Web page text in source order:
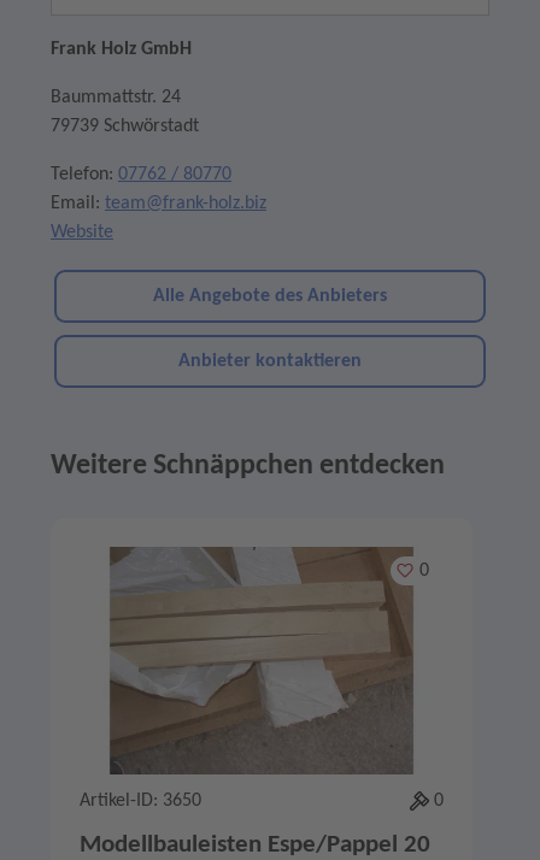
Frank Holz GmbH
Baummattstr. 24
79739 Schwörstadt
Telefon: 07762 / 80770
Email: team@frank-holz.biz
Website
Alle Angebote des Anbieters
Anbieter kontaktieren
Weitere Schnäppchen entdecken
Merken
0
Artikel-ID: 3650 0
Modellbauleisten Espe/Pappel 20